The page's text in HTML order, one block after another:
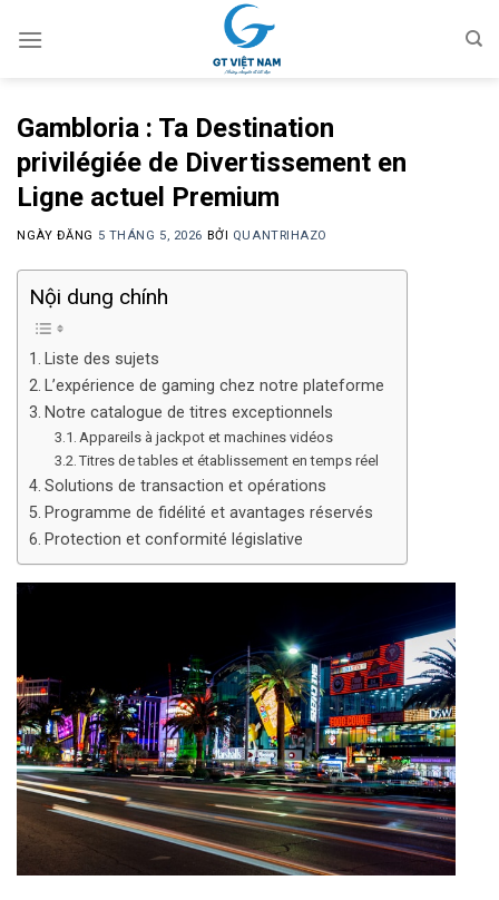
đến
Gambloria : Ta Destination
privilégiée de Divertissement en
Ligne actuel Premium
NGÀY ĐĂNG 5 THÁNG 5, 2026 BỞI QUANTRIHAZO
Nội dung chính
Liste des sujets
L’expérience de gaming chez notre plateforme
Notre catalogue de titres exceptionnels
Appareils à jackpot et machines vidéos
Titres de tables et établissement en temps réel
Solutions de transaction et opérations
Programme de fidélité et avantages réservés
Protection et conformité législative